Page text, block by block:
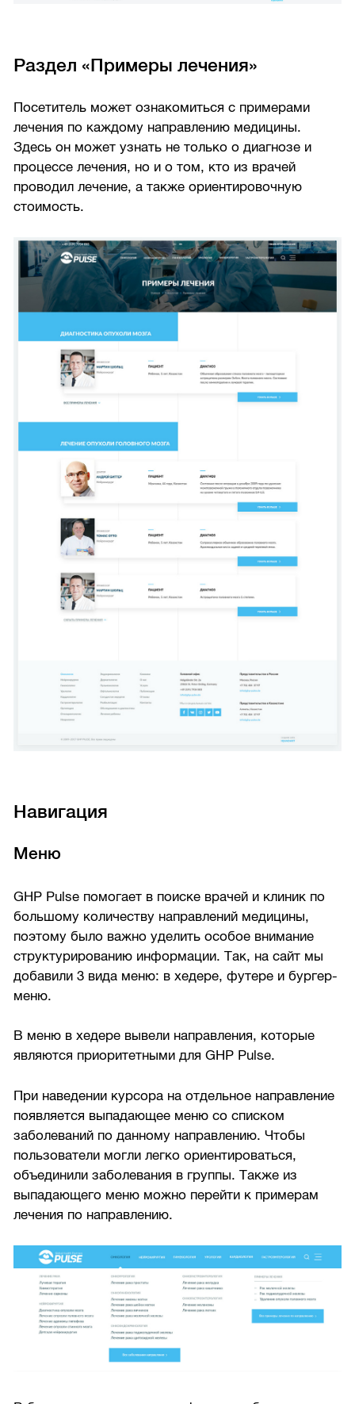
Раздел «Примеры лечения»
Посетитель может ознакомиться с примерами
лечения по каждому направлению медицины.
Здесь он может узнать не только о диагнозе и
процессе лечения, но и о том, кто из врачей
проводил лечение, а также ориентировочную
стоимость.
Навигация
Меню
GHP Pulse помогает в поиске врачей и клиник по
большому количеству направлений медицины,
поэтому было важно уделить особое внимание
структурированию информации. Так, на сайт мы
добавили 3 вида меню: в хедере, футере и бургер-
меню.
В меню в хедере вывели направления, которые
являются приоритетными для GHP Pulse.
При наведении курсора на отдельное направление
появляется выпадающее меню со списком
заболеваний по данному направлению. Чтобы
пользователи могли легко ориентироваться,
объединили заболевания в группы. Также из
выпадающего меню можно перейти к примерам
лечения по направлению.